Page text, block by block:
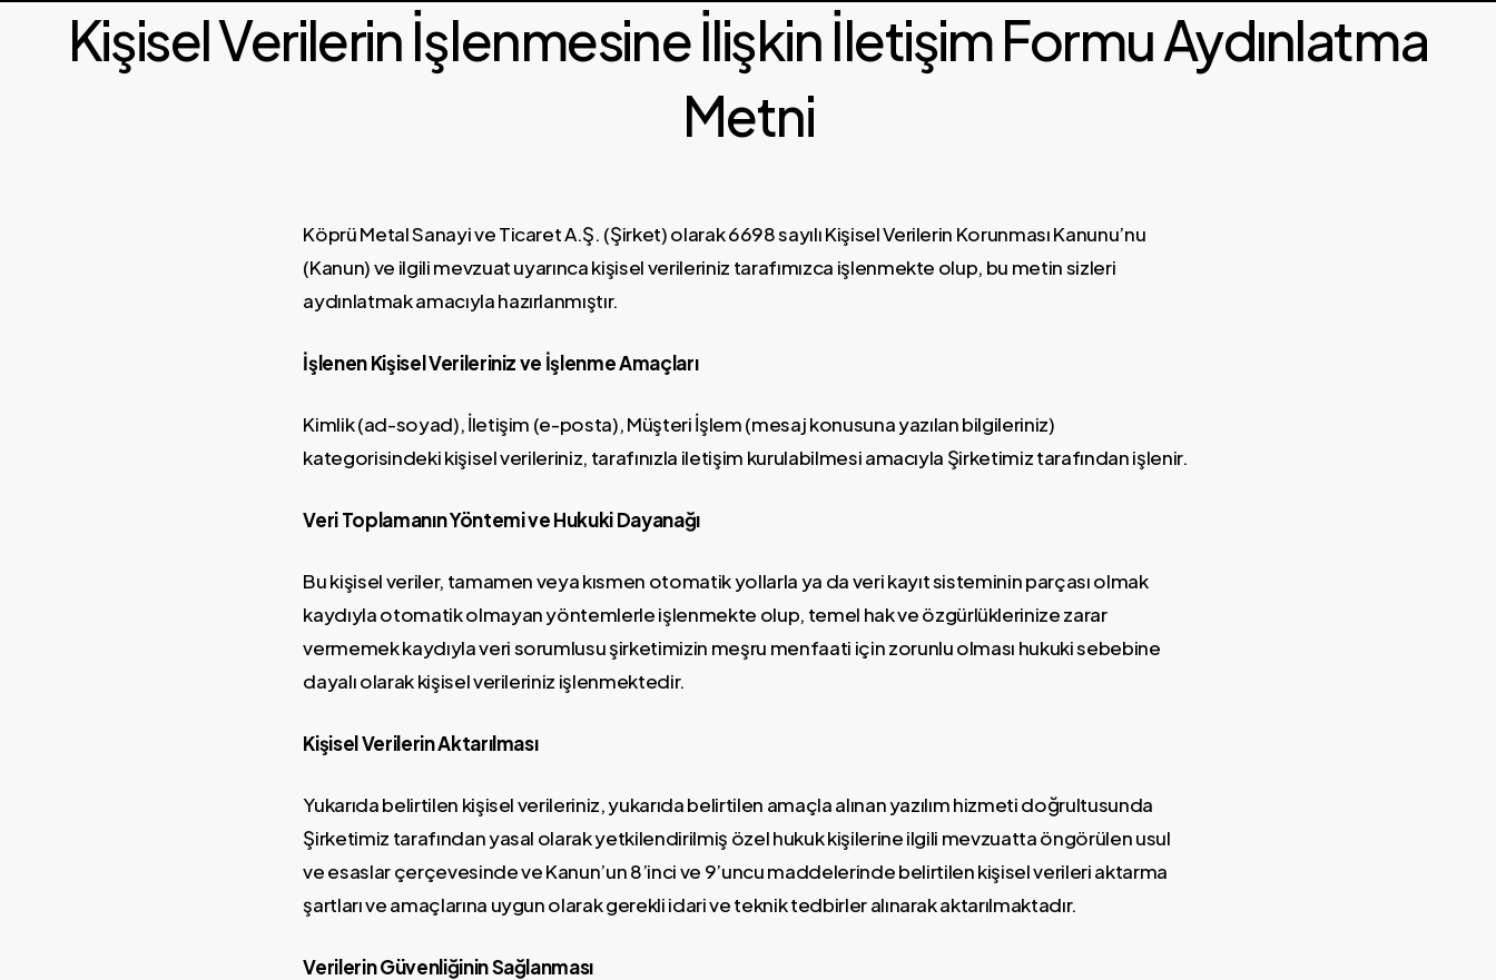
Kişisel Verilerin İşlenmesine İlişkin İletişim Formu Aydınlatma
Metni
Köprü Metal Sanayi ve Ticaret A.Ş. (Şirket) olarak 6698 sayılı Kişisel Verilerin Korunması Kanunu’nu
(Kanun) ve ilgili mevzuat uyarınca kişisel verileriniz tarafımızca işlenmekte olup, bu metin sizleri
aydınlatmak amacıyla hazırlanmıştır.
İşlenen Kişisel Verileriniz ve İşlenme Amaçları
Kimlik (ad-soyad), İletişim (e-posta), Müşteri İşlem (mesaj konusuna yazılan bilgileriniz)
kategorisindeki kişisel verileriniz, tarafınızla iletişim kurulabilmesi amacıyla Şirketimiz tarafından işlenir.
Veri Toplamanın Yöntemi ve Hukuki Dayanağı
Bu kişisel veriler, tamamen veya kısmen otomatik yollarla ya da veri kayıt sisteminin parçası olmak
kaydıyla otomatik olmayan yöntemlerle işlenmekte olup, temel hak ve özgürlüklerinize zarar
vermemek kaydıyla veri sorumlusu şirketimizin meşru menfaati için zorunlu olması hukuki sebebine
dayalı olarak kişisel verileriniz işlenmektedir.
Kişisel Verilerin Aktarılması
Yukarıda belirtilen kişisel verileriniz, yukarıda belirtilen amaçla alınan yazılım hizmeti doğrultusunda
Şirketimiz tarafından yasal olarak yetkilendirilmiş özel hukuk kişilerine ilgili mevzuatta öngörülen usul
ve esaslar çerçevesinde ve Kanun’un 8’inci ve 9’uncu maddelerinde belirtilen kişisel verileri aktarma
şartları ve amaçlarına uygun olarak gerekli idari ve teknik tedbirler alınarak aktarılmaktadır.
Verilerin Güvenliğinin Sağlanması